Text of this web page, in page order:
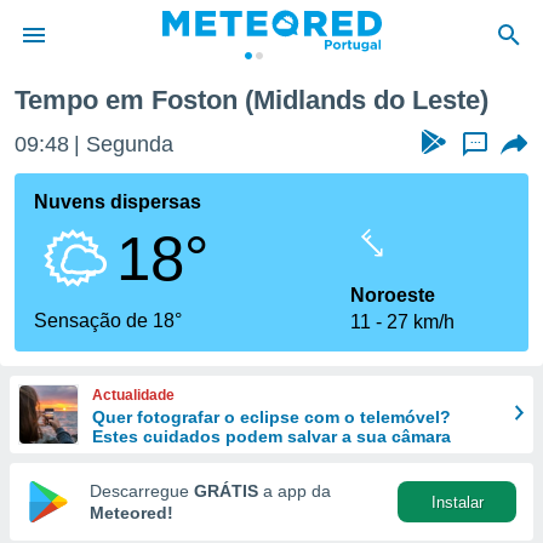
da
foi
fornecidas
a este
das
e
forma
digital
Tempo em Foston (Midlands do Leste)
09:48 Segunda ...
Nuvens dispersas
18°
Sensação de 18°
Noroeste
11
27 km/h
Actualidade
Quer fotografar o eclipse com o telemóvel?
Estes cuidados podem salvar a sua câmara
Descarregue GRÁTIS a app da
Meteored!
Instalar